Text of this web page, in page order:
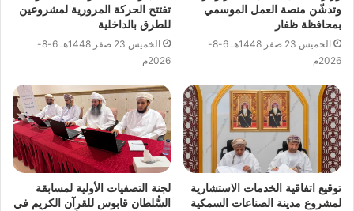
وتدشّن منصة العمل الموسمي
بمحافظة ظفار
الخميس 23 صفر 1448هـ 6-8-
2026م
تفتتح الحركة المرورية لمشروعين
للطرق بالداخلية
الخميس 23 صفر 1448هـ 6-8-
2026م
توقيع اتفاقية الخدمات الاستشارية
لمشروع مدينة الصناعات السمكية
لجنة التصفيات الأولية لمسابقة
السُّلطان قابوس للقرآن الكريم في